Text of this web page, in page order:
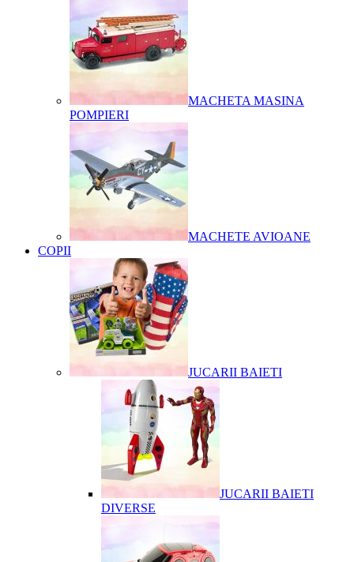
MACHETA MASINA
POMPIERI
MACHETE AVIOANE
COPII
JUCARII BAIETI
JUCARII BAIETI
DIVERSE